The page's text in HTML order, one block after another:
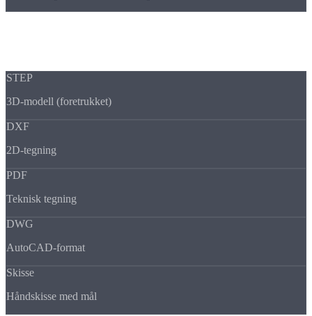
STEP
3D-modell (foretrukket)
DXF
2D-tegning
PDF
Teknisk tegning
DWG
AutoCAD-format
Skisse
Håndskisse med mål